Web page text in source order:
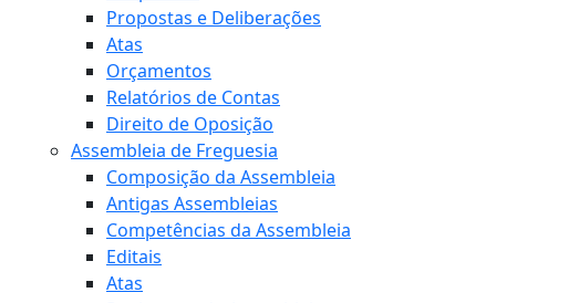
Propostas e Deliberações
Atas
Orçamentos
Relatórios de Contas
Direito de Oposição
Assembleia de Freguesia
Composição da Assembleia
Antigas Assembleias
Competências da Assembleia
Editais
Atas